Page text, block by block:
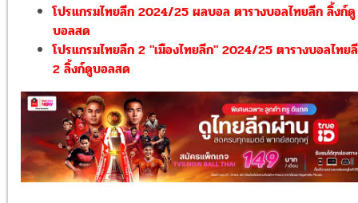
โปรแกรมไทยลีก 2024/25 ผลบอล ตารางบอลไทยลีก ลิ้งก์ดู
บอลสด
โปรแกรมไทยลีก 2 "เมืองไทยลีก" 2024/25 ตารางบอลไทย
2 ลิ้งก์ดูบอลสด